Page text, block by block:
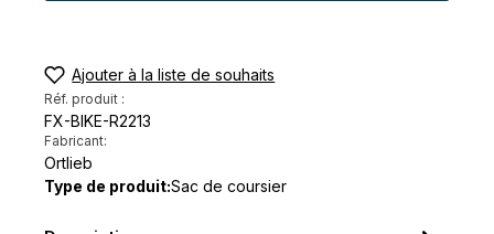
Ajouter à la liste de souhaits
Réf. produit :
FX-BIKE-R2213
Fabricant:
Ortlieb
Type de produit:Sac de coursier